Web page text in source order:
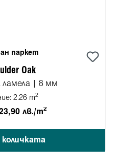
паркет
Oak
| 8 мм
2.26 m2
лв./m2